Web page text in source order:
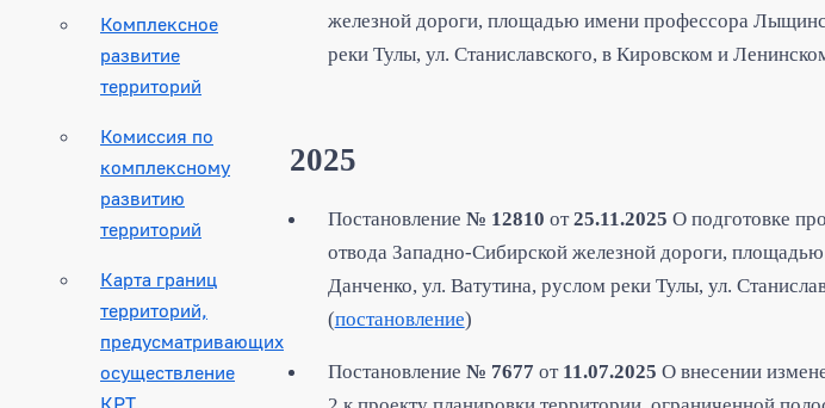
Комплексное
развитие
территорий
Комиссия по
комплексному
развитию
территорий
Карта границ
территорий,
предусматривающих
осуществление
КРТ
железной дороги, площадью имени профессора
реки Тулы, ул. Станиславского, в Кировском и
2025
Постановление № 12810 от25.11.2025 О подготовке
отвода Западно-Сибирской железной дороги,
Данченко, ул. Ватутина, руслом реки Тулы, ул.
(постановление)
Постановление № 7677 от 11.07.2025 О внесении